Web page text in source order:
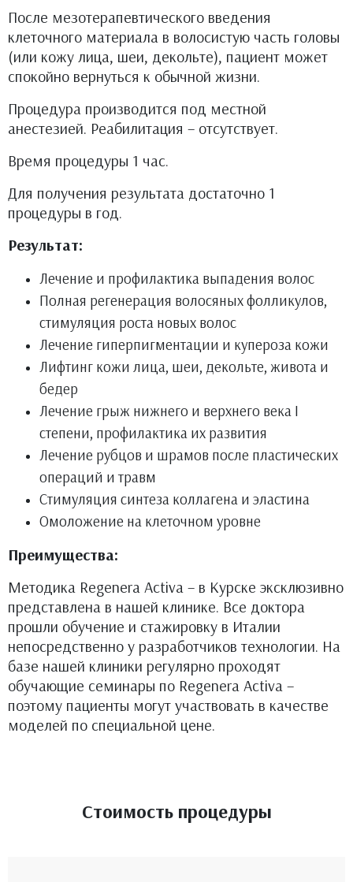
После мезотерапевтического введения
клеточного материала в волосистую часть головы
(или кожу лица, шеи, декольте), пациент может
спокойно вернуться к обычной жизни.
Процедура производится под местной
анестезией. Реабилитация – отсутствует.
Время процедуры 1 час.
Для получения результата достаточно 1
процедуры в год.
Результат:
Лечение и профилактика выпадения волос
Полная регенерация волосяных фолликулов,
стимуляция роста новых волос
Лечение гиперпигментации и купероза кожи
Лифтинг кожи лица, шеи, декольте, живота и
бедер
Лечение грыж нижнего и верхнего века I
степени, профилактика их развития
Лечение рубцов и шрамов после пластических
операций и травм
Стимуляция синтеза коллагена и эластина
Омоложение на клеточном уровне
Преимущества:
Методика Regenera Activa – в Курске эксклюзивно
представлена в нашей клинике. Все доктора
прошли обучение и стажировку в Италии
непосредственно у разработчиков технологии. На
базе нашей клиники регулярно проходят
обучающие семинары по Regenera Activa –
поэтому пациенты могут участвовать в качестве
моделей по специальной цене.
Стоимость процедуры